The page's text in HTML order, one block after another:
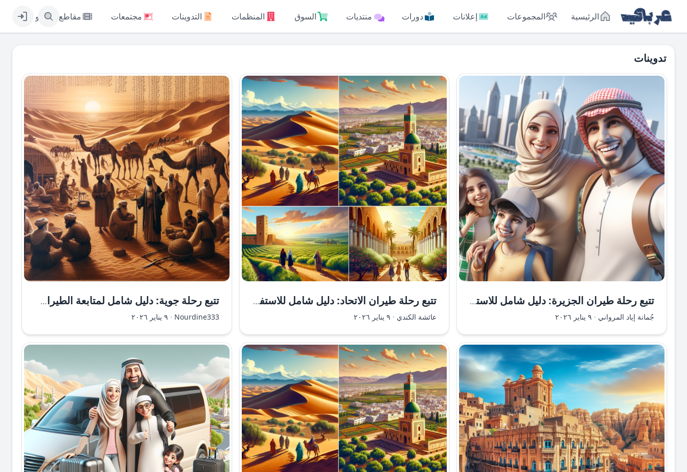
الرئيسية المجموعات إعلانات دورات منتديات السوق المنظمات التدوينات مجتمعات مقاطع الفيديو
تدوينات
تتبع رحلة طيران الجزيرة: دليل شامل للاستفادة القصوى من خدمات التتبع
جُمانة إياد المرواني · ٩ يناير ٢٠٢٦
تتبع رحلة طيران الاتحاد: دليل شامل للاستفادة من الخدمة الأمثل
عائشة الكندي · ٩ يناير ٢٠٢٦
تتبع رحلة جوية: دليل شامل لمتابعة الطيران بسهولة
Nourdine333
· ٩ يناير ٢٠٢٦